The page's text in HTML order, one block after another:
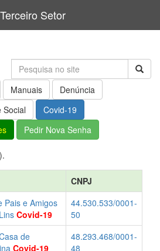
Setor
Manuais
Denúncia
Social
Covid-19
Pedir Nova Senha
CNPJ
Pais e Amigos
Covid-19
44.530.533/0001-
50
de
Covid-19
48.293.468/0001-
48